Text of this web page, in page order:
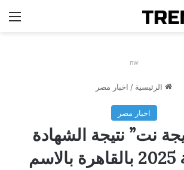
nw
الرئيسية / اخبار مصر
اخبار مصر
نت” نتيجة الشهادة
الإعدادية 2025 بالقاهرة بالاسم